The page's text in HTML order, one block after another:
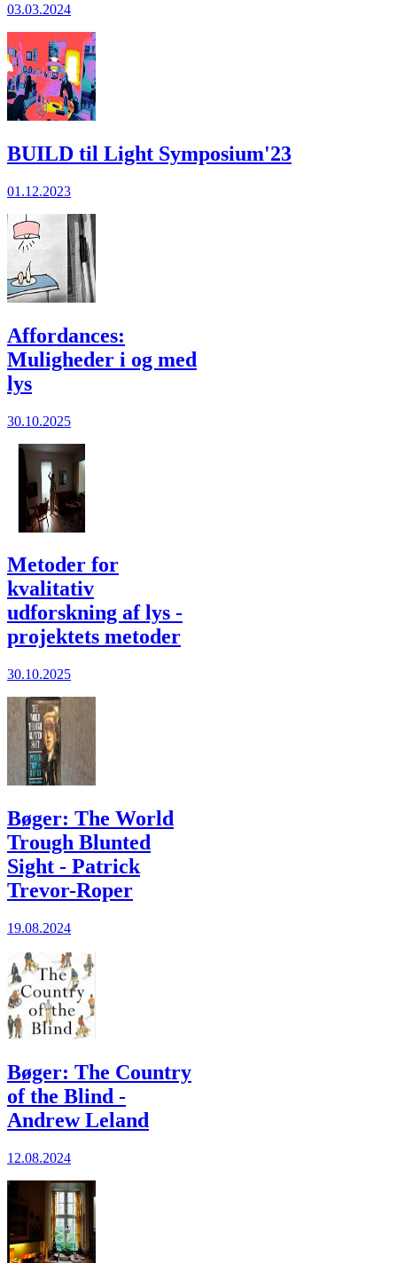
03.03.2024
BUILD til Light Symposium'23
01.12.2023
Affordances:
Muligheder i og med
lys
30.10.2025
Metoder for
kvalitativ
udforskning af lys -
projektets metoder
30.10.2025
Bøger: The World
Trough Blunted
Sight - Patrick
Trevor-Roper
19.08.2024
Bøger: The Country
of the Blind -
Andrew Leland
12.08.2024